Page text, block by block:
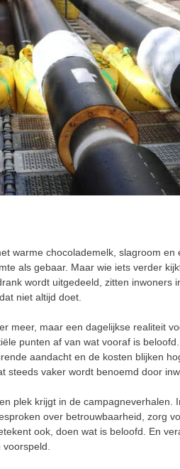
warme chocolademelk, slagroom en
als gebaar. Maar wie iets verder
wordt uitgedeeld, zitten inwoners
niet altijd doet.
meer, maar een dagelijkse realiteit
punten af van wat vooraf is
aandacht en de kosten blijken
steeds vaker wordt benoemd door
plek krijgt in de campagneverhalen.
over betrouwbaarheid, zorg
ook, doen wat is beloofd. En